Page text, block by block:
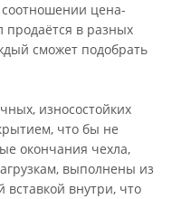
цена-
продаётся в разных
сможет подобрать
износостойких
что бы не
окончания чехла,
выполнены из
вставкой внутри, что